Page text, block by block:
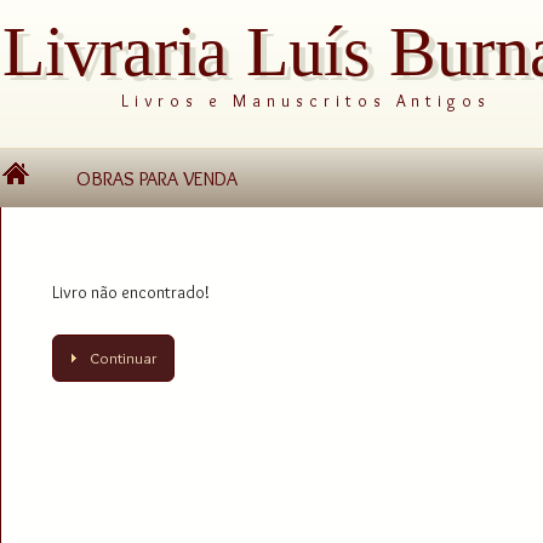
Livraria Luís
Livros e Manuscritos Antigos
OBRAS PARA VENDA
Livro não encontrado!
Continuar